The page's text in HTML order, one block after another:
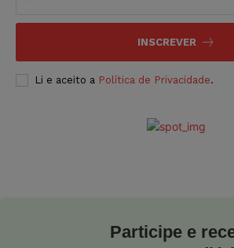
INSCREVER
Li e aceito a Política de Privacidade.
Participe e